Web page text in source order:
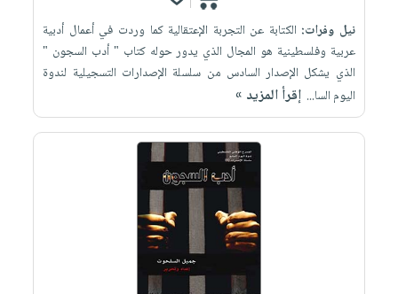
نيل وفرات: الكتابة عن التجربة الإعتقالية كما وردت في أعمال أدبية
عربية وفلسطينية هو المجال الذي يدور حوله كتاب " أدب السجون "
الذي يشكل الإصدار السادس من سلسلة الإصدارات التسجيلية لندوة
اليوم السا... إقرأ المزيد »